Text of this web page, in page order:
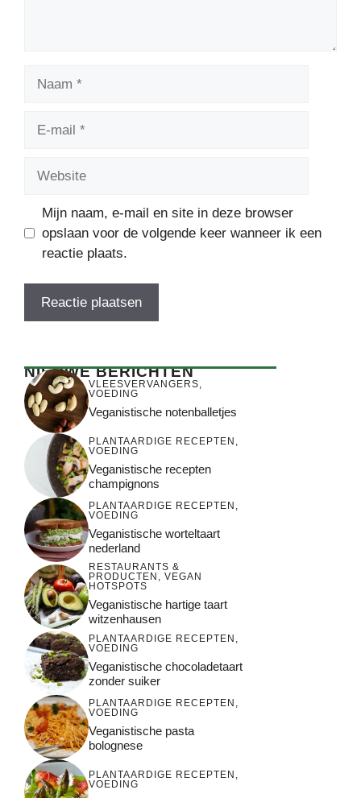
Mijn naam, e-mail en site in deze browser
opslaan voor de volgende keer wanneer ik een
reactie plaats.
NIEUWE BERICHTEN
VLEESVERVANGERS,
VOEDING
Veganistische notenballetjes
PLANTAARDIGE RECEPTEN ,
VOEDING
Veganistische recepten
champignons
PLANTAARDIGE RECEPTEN ,
VOEDING
Veganistische worteltaart
nederland
RESTAURANTS &
PRODUCTEN , VEGAN
HOTSPOTS
Veganistische hartige taart
witzenhausen
PLANTAARDIGE RECEPTEN ,
VOEDING
Veganistische chocoladetaart
zonder suiker
PLANTAARDIGE RECEPTEN ,
VOEDING
Veganistische pasta
bolognese
PLANTAARDIGE RECEPTEN ,
VOEDING